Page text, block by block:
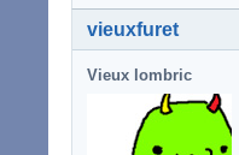
vieuxfuret
Vieux lombric